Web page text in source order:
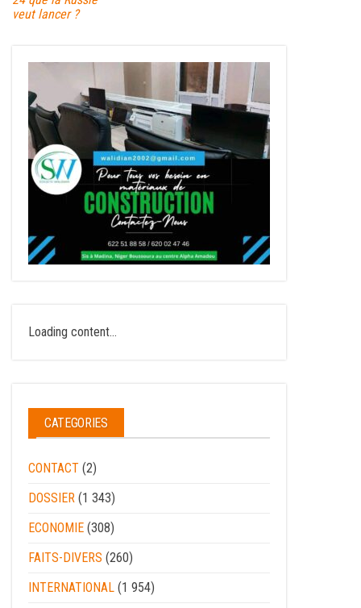
veut lancer ?
Loading content...
CATEGORIES
CONTACT (2)
DOSSIER (1 343)
ECONOMIE (308)
FAITS-DIVERS (260)
INTERNATIONAL (1 954)